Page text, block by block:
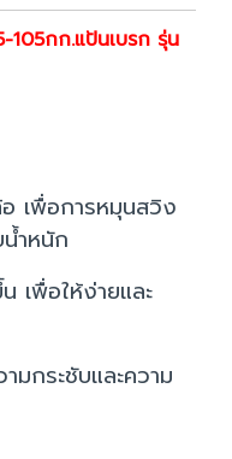
105กก.แป้นเบรก รุ่น
เพื่อการหมุนสวิง
ำหนัก
เพื่อให้ง่ายและ
มกระชับและความ